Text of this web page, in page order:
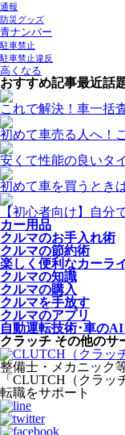
通報
防災グッズ
青ナンバー
駐車禁止
駐車禁止違反
高くなる
おすすめ記事最近話
これで解決！車一括
初めて車売る人へ！
安くて性能の良いタ
初めて車を買うとき
【初心者向け】自分
カー用品
クルマのお手入れ術
クルマの節約術
楽しく便利なカーラ
クルマの知識
クルマの購入
クルマを手放す
クルマのアプリ
自動運転技術･車の
クラッチ その他のサ
整備士・メカニック
「CLUTCH（クラ
転職をサポート